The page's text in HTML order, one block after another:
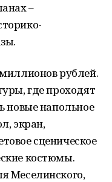
–
рублей.
где проходят
новые напольное
экран,
сценическое
костюмы.
Меселинского,